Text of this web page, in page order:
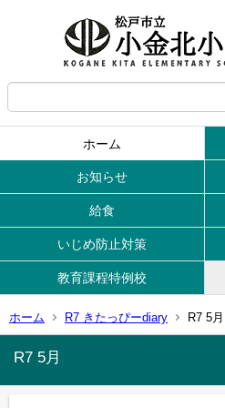
ホーム
お知らせ
給食
いじめ防止対策
教育課程特例校
ホーム R7 きたっぴーdiary R7 5月
R7 5月